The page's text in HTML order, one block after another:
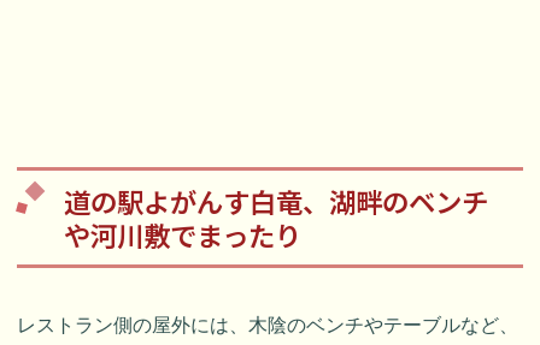
道の駅よがんす白竜、湖畔のベンチ
や河川敷でまったり
レストラン側の屋外には、木陰のベンチやテーブルなど、